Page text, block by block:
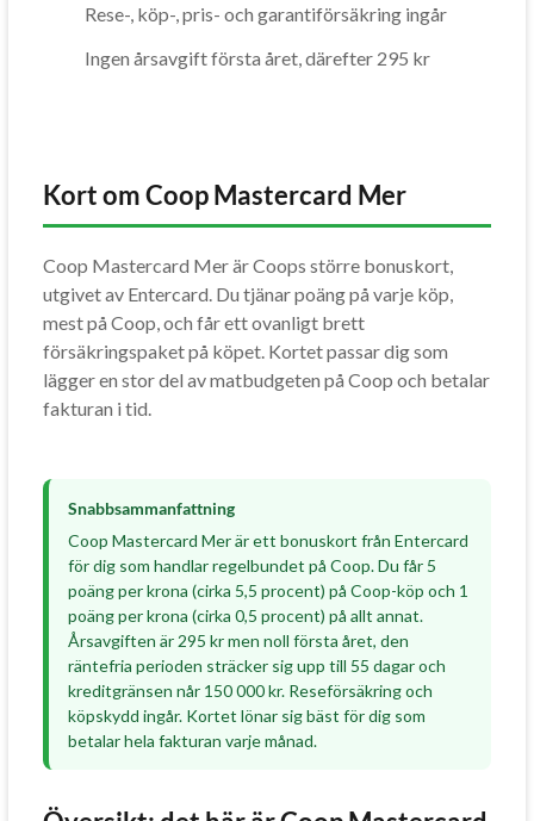
Rese-, köp-, pris- och garantiförsäkring ingår
Ingen årsavgift första året, därefter 295 kr
Kort om Coop Mastercard Mer
Coop Mastercard Mer är Coops större bonuskort,
utgivet av Entercard. Du tjänar poäng på varje köp,
mest på Coop, och får ett ovanligt brett
försäkringspaket på köpet. Kortet passar dig som
lägger en stor del av matbudgeten på Coop och betalar
fakturan i tid.
Snabbsammanfattning
Coop Mastercard Mer är ett bonuskort från Entercard
för dig som handlar regelbundet på Coop. Du får 5
poäng per krona (cirka 5,5 procent) på Coop-köp och 1
poäng per krona (cirka 0,5 procent) på allt annat.
Årsavgiften är 295 kr men noll första året, den
räntefria perioden sträcker sig upp till 55 dagar och
kreditgränsen når 150 000 kr. Reseförsäkring och
köpskydd ingår. Kortet lönar sig bäst för dig som
betalar hela fakturan varje månad.